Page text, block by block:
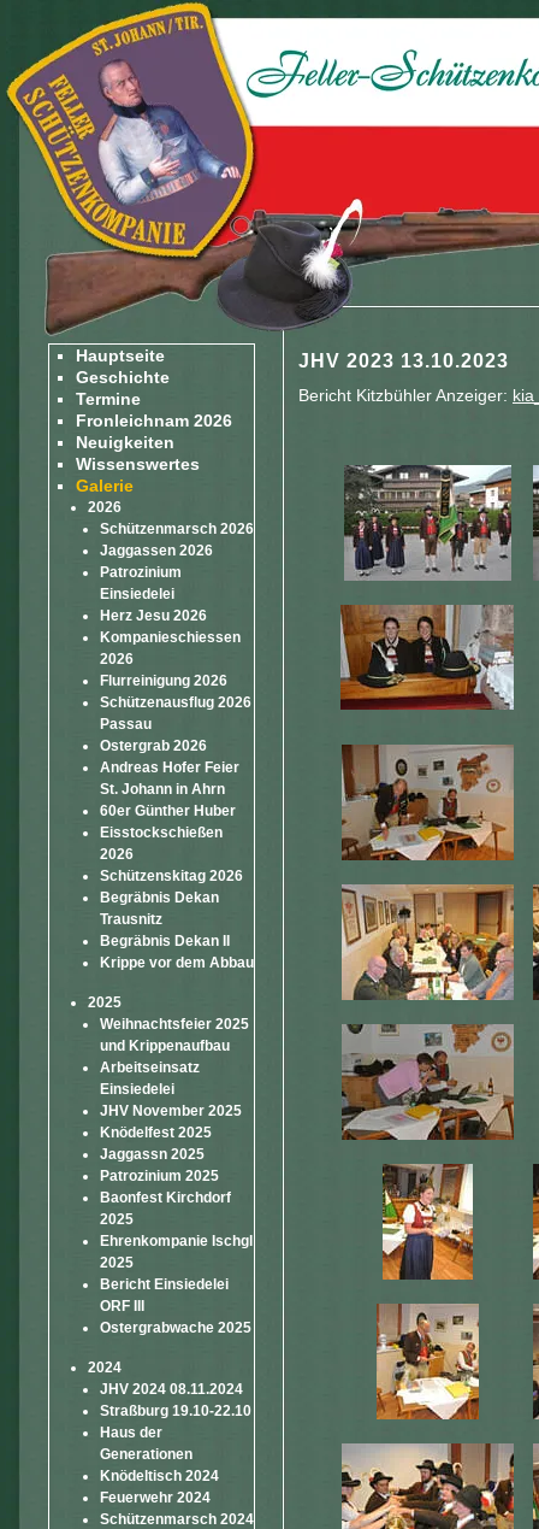
Hauptseite
Geschichte
Termine
Fronleichnam 2026
Neuigkeiten
Wissenswertes
Galerie
2026
Schützenmarsch 2026
Jaggassen 2026
Patrozinium
Einsiedelei
Herz Jesu 2026
Kompanieschiessen
2026
Flurreinigung 2026
Schützenausflug 2026
Passau
Ostergrab 2026
Andreas Hofer Feier
St. Johann in Ahrn
60er Günther Huber
Eisstockschießen
2026
Schützenskitag 2026
Begräbnis Dekan
Trausnitz
Begräbnis Dekan II
Krippe vor dem Abbau
2025
Weihnachtsfeier 2025
und Krippenaufbau
Arbeitseinsatz
Einsiedelei
JHV November 2025
Knödelfest 2025
Jaggassn 2025
Patrozinium 2025
Baonfest Kirchdorf
2025
Ehrenkompanie Ischgl
2025
Bericht Einsiedelei
ORF III
Ostergrabwache 2025
2024
JHV 2024 08.11.2024
Straßburg 19.10-22.10
Haus der
Generationen
Knödeltisch 2024
Feuerwehr 2024
Schützenmarsch 2024
JHV 2023 13.10.2023
Bericht Kitzbühler Anzeiger: